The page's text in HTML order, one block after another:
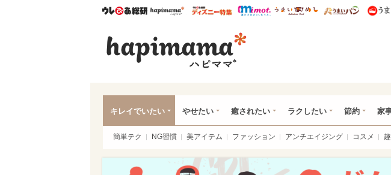
ウレぴあ総研ハピママ* ウレぴあ総研 ディズニー特集
mimot. うまいめし うま
キレイでいたい やせたい 癒されたい ラクしたい 節約 家
簡単テク NG習慣 美アイテム ファッション アンチエイジング コスメ